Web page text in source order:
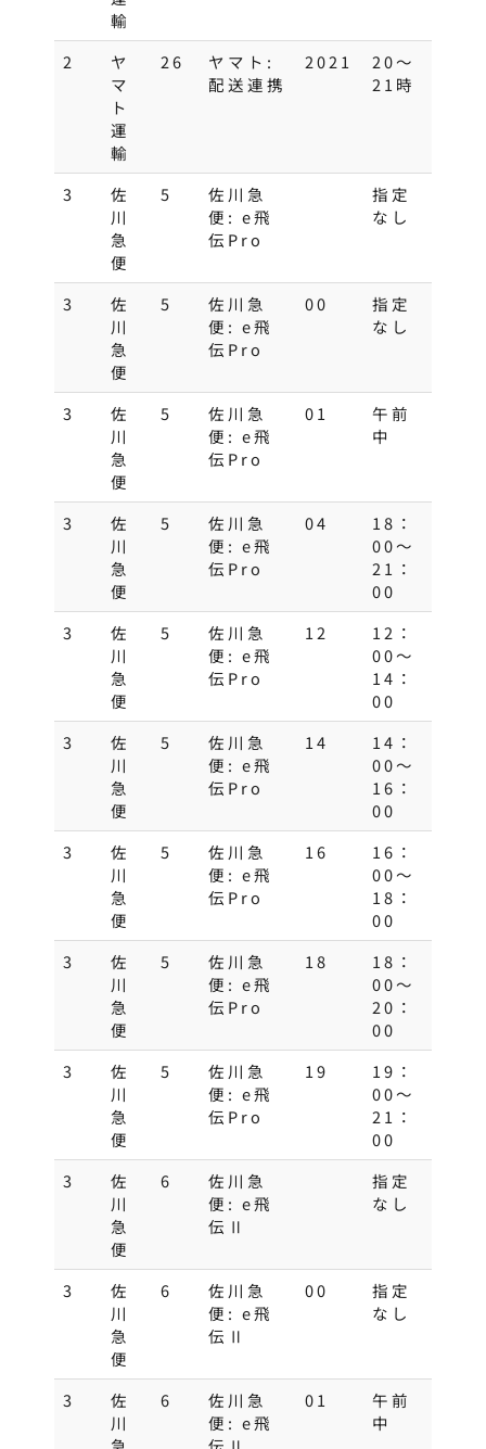
輸
2
ヤ
マ
ト
運
輸
26
ヤマト:
配送連携
2021
20～
21時
3
佐
川
急
便
5
佐川急
便: e飛
伝Pro
指定
なし
3
佐
川
急
便
5
佐川急
便: e飛
伝Pro
00
指定
なし
3
佐
川
急
便
5
佐川急
便: e飛
伝Pro
01
午前
中
3
佐
川
急
便
5
佐川急
便: e飛
伝Pro
04
18：
00～
21：
00
3
佐
川
急
便
5
佐川急
便: e飛
伝Pro
12
12：
00～
14：
00
3
佐
川
急
便
5
佐川急
便: e飛
伝Pro
14
14：
00～
16：
00
3
佐
川
急
便
5
佐川急
便: e飛
伝Pro
16
16：
00～
18：
00
3
佐
川
急
便
5
佐川急
便: e飛
伝Pro
18
18：
00～
20：
00
3
佐
川
急
便
5
佐川急
便: e飛
伝Pro
19
19：
00～
21：
00
3
佐
川
急
便
6
佐川急
便: e飛
伝Ⅱ
指定
なし
3
佐
川
急
便
6
佐川急
便: e飛
伝Ⅱ
00
指定
なし
3
佐
川
6
佐川急
便: e飛
01
午前
中